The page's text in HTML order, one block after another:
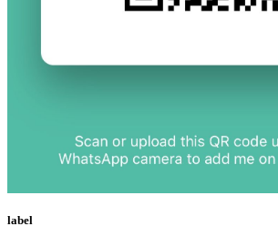
label